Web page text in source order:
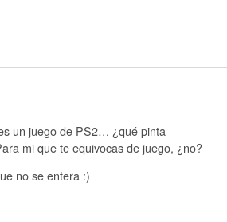
un juego de PS2… ¿qué pinta
mi que te equivocas de juego, ¿no?
no se entera :)